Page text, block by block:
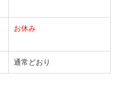
お休み
通常どおり